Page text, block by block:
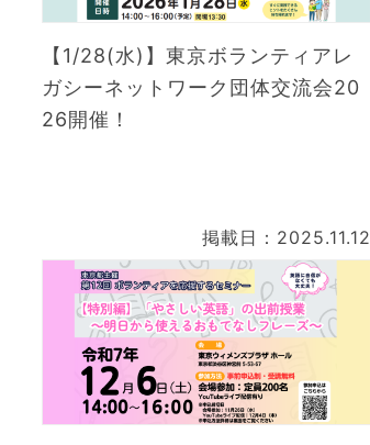
【1/28(水)】東京ボランティアレ
ガシーネットワーク団体交流会20
26開催！
掲載日：2025.11.12